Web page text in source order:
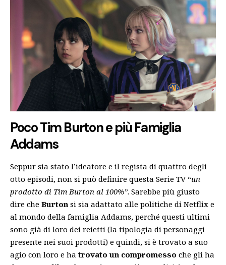
Poco Tim Burton e più Famiglia
Addams
Seppur sia stato l’ideatore e il regista di quattro degli
otto episodi, non si può definire questa Serie TV “un
prodotto di Tim Burton al 100%”. Sarebbe più giusto
dire che Burton si sia adattato alle politiche di Netflix e
al mondo della famiglia Addams, perché questi ultimi
sono già di loro dei reietti (la tipologia di personaggi
presente nei suoi prodotti) e quindi, si è trovato a suo
agio con loro e ha trovato un compromesso che gli ha